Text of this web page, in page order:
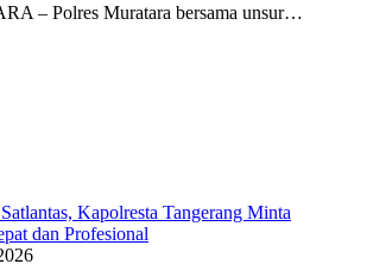
– Polres Muratara bersama unsur…
Kapolresta Tangerang Minta
dan Profesional